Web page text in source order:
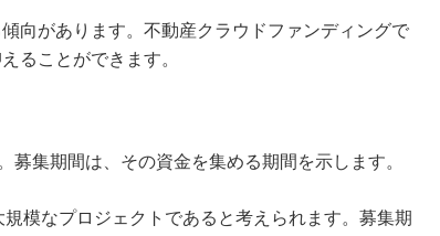
向があります。不動産クラウドファンディングで
ることができます。
集期間は、その資金を集める期間を示します。
模なプロジェクトであると考えられます。募集期